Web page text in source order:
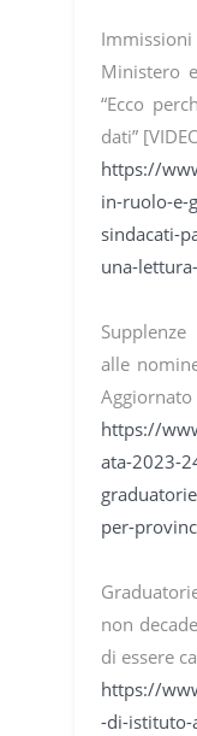
Ministero
“Ecco
dati”
https://
in-ruolo-e-
sindacati-
una-
alle
https://
ata-2023-
per-
non
di essere
https://
-di-istituto-